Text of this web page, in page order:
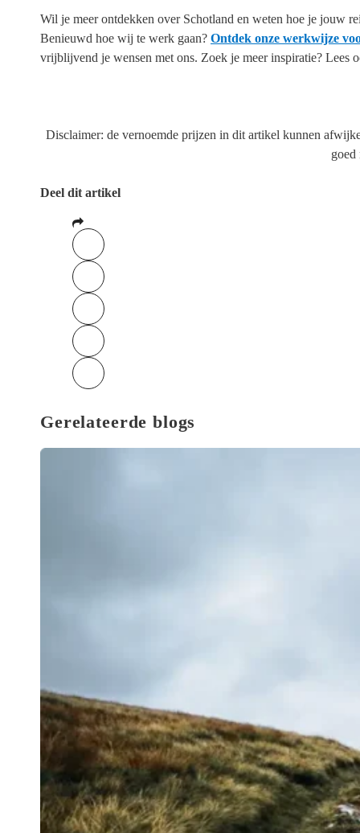
Wil je meer ontdekken over Schotland en weten hoe je jouw
Benieuwd hoe wij te werk gaan? Ontdek onze werkwijze
vrijblijvend je wensen met ons. Zoek je meer inspiratie? Lees
Disclaimer: de vernoemde prijzen in dit artikel kunnen
goed
Deel dit artikel
Gerelateerde blogs